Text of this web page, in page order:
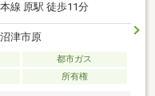
線 原駅 徒歩11分
津市原
都市ガス
所有権